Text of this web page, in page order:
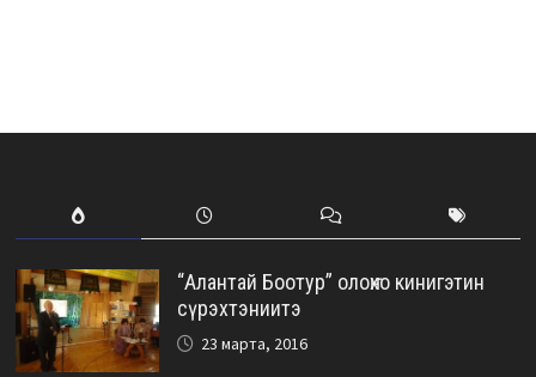
“Алантай Боотур” олоҥхо кинигэтин
сүрэхтэниитэ
23 марта, 2016